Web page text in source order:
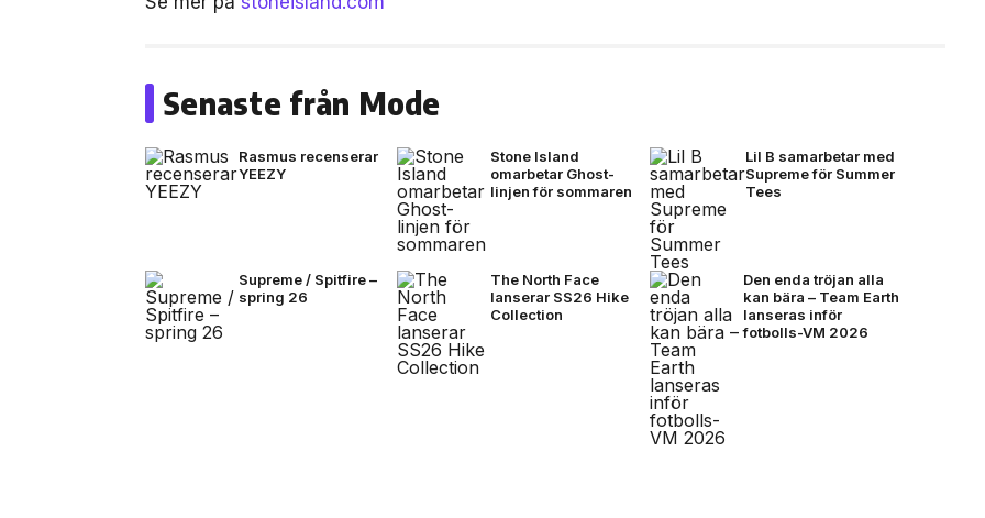
Senaste från Mode
Rasmus recenserar
YEEZY
Stone Island
omarbetar Ghost-
linjen för sommaren
Lil B samarbetar med
Supreme för Summer
Tees
Supreme / Spitfire –
spring 26
The North Face
lanserar SS26 Hike
Collection
Den enda tröjan alla
kan bära – Team Earth
lanseras inför
fotbolls-VM 2026